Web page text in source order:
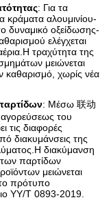
: Για τα
κράματα αλουμινίου-
δυναμικό οξείδωσης-
ελέγχεται
τραχύτητα της
μειώνεται
χωρίς νέα
: Μέσω 联动
του
τις διαφορές
διακυμάνσεις της
διακύμανση
παρτίδων
μειώνεται
πρότυπο
YY/T 0893-2019.